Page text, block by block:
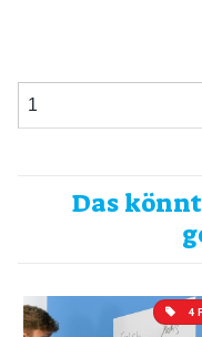
Das
4